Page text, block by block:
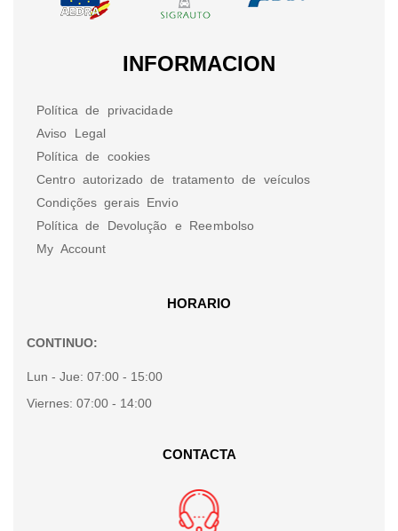
INFORMACION
Política de privacidade
Aviso Legal
Política de cookies
Centro autorizado de tratamento de veículos
Condições gerais Envio
Política de Devolução e Reembolso
My Account
HORARIO
CONTINUO:
Lun - Jue: 07:00 - 15:00
Viernes: 07:00 - 14:00
CONTACTA